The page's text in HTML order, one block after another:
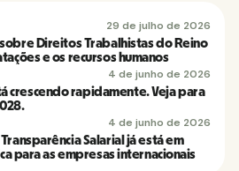
29 de julho de 2026
Direitos Trabalhistas do Reino
e os recursos humanos
4 de junho de 2026
crescendo rapidamente. Veja para
4 de junho de 2026
Salarial já está em
para as empresas internacionais